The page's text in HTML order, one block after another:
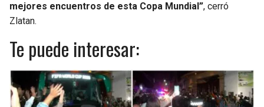
mejores encuentros de esta Copa Mundial”, cerró
Zlatan.
Te puede interesar: